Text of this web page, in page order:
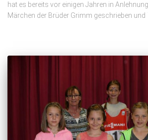
hat es bereits vor einigen Jahren in
Märchen der Brüder Grimm geschrieben und